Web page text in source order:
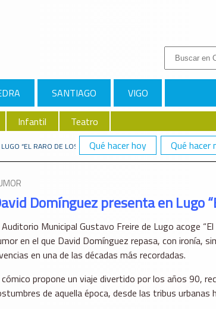
Buscar:
SANTIAGO VIGO
Infantil
Teatro
Qué hacer hoy
Qué hacer
“EL RARO DE LOS 90S”
Domínguez presenta en Lugo
Auditorio Municipal Gustavo Freire de Lugo acoge
en el que David Domínguez repasa, con ironía,
en una de las décadas más recordadas.
cómico propone un viaje divertido por los años 90,
de aquella época, desde las tribus